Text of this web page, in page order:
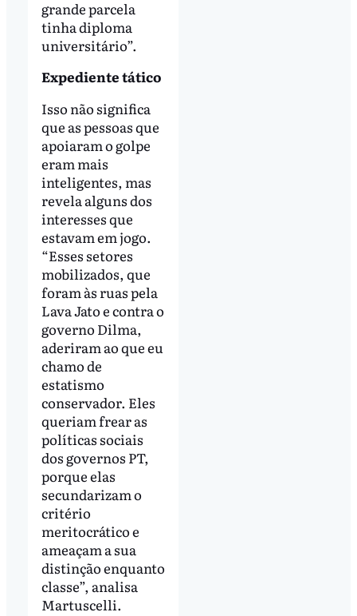
grande parcela
tinha diploma
universitário”.
Expediente tático
Isso não significa
que as pessoas que
apoiaram o golpe
eram mais
inteligentes, mas
revela alguns dos
interesses que
estavam em jogo.
“Esses setores
mobilizados, que
foram às ruas pela
Lava Jato e contra o
governo Dilma,
aderiram ao que eu
chamo de
estatismo
conservador. Eles
queriam frear as
políticas sociais
dos governos PT,
porque elas
secundarizam o
critério
meritocrático e
ameaçam a sua
distinção enquanto
classe”, analisa
Martuscelli.